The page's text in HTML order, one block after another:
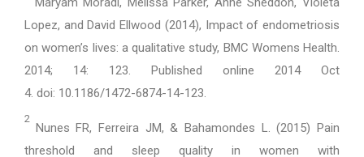
Lopez, and David Ellwood (2014), Impact of endometriosis
on women’s lives: a qualitative study, BMC Womens Health.
2014; 14: 123. Published online 2014 Oct
4. doi: 10.1186/1472-6874-14-123.
2
Nunes FR, Ferreira JM, & Bahamondes L. (2015) Pain
threshold and sleep quality in women with